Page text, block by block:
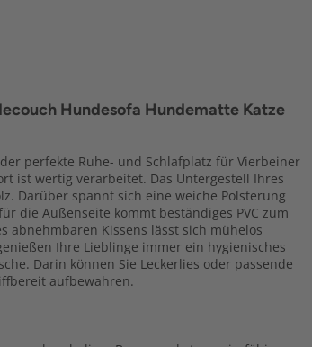
Hundesofa Hundematte Katze
perfekte Ruhe- und Schlafplatz für Vierbeiner
ist wertig verarbeitet. Das Untergestell Ihres
Darüber spannt sich eine weiche Polsterung
die Außenseite kommt beständiges PVC zum
abnehmbaren Kissens lässt sich mühelos
Ihre Lieblinge immer ein hygienisches
Darin können Sie Leckerlies oder passende
aufbewahren.